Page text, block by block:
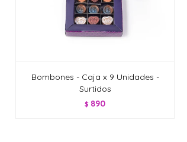
Bombones - Caja x 9 Unidades -
Surtidos
$ 890